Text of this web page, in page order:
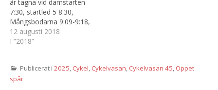
är tagna vid damstarten
7:30, startled 5 8:30,
Mångsbodarna 9:09-9:18,
Evertsberg 9:58-10:22,
Mora 11:12-14:48, och
12 augusti 2018
I ”2018”
Publicerat i 2025, Cykel, Cykelvasan, Cykelvasan 45, Öppet
spår